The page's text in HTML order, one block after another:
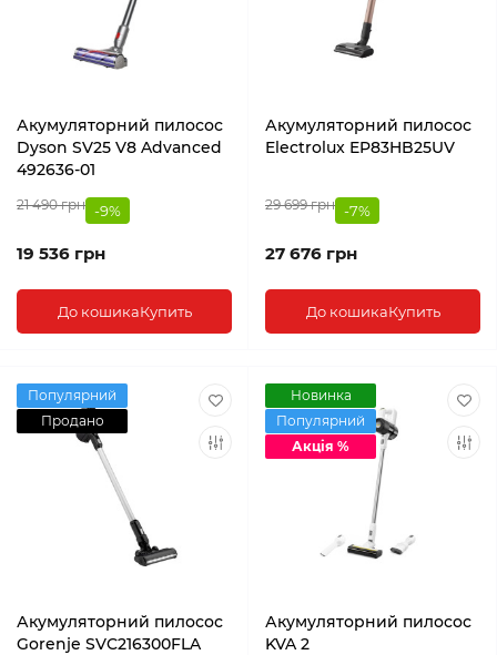
Акумуляторний пилосос
Dyson SV25 V8 Advanced
492636-01
21 490 грн -9%
19 536 грн
До кошикаКупить
Акумуляторний пилосос
Electrolux EP83HB25UV
29 699 грн -7%
27 676 грн
До кошикаКупить
Популярний
Продано
Акумуляторний пилосос
Gorenje SVC216300FLA
Новинка
Популярний
Акція %
Акумуляторний пилосос
KVA 2